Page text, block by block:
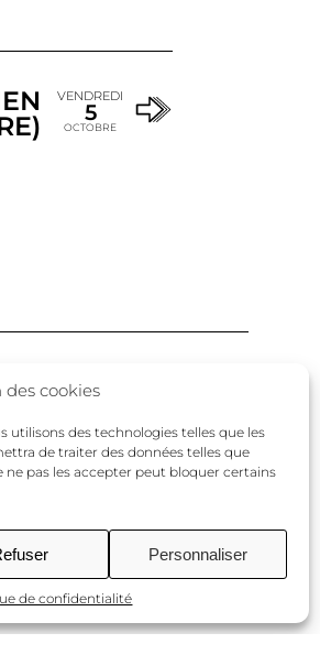
des cookies
utilisons des technologies telles que les
de traiter des données telles que
ne pas les accepter peut bloquer certains
Personnaliser
de confidentialité
VENDREDI
5
OCTOBRE
Instagram